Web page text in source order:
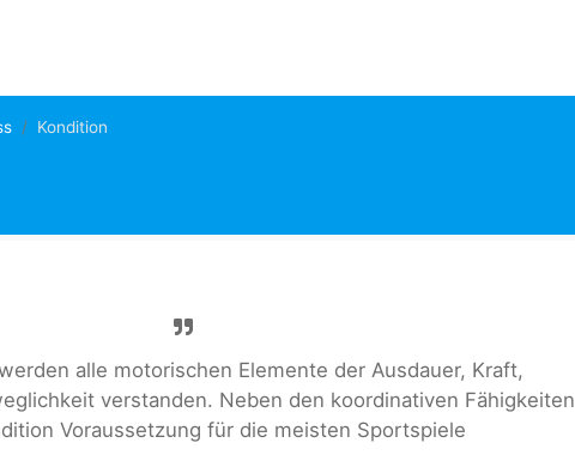
Kondition
alle motorischen Elemente der Ausdauer, Kraft,
verstanden. Neben den koordinativen Fähigkeiten
Voraussetzung für die meisten Sportspiele